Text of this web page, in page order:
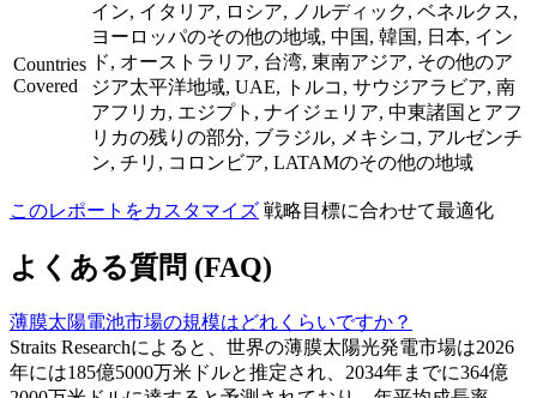
Countries
Covered
イン, イタリア, ロシア, ノルディック, ベネルクス,
ヨーロッパのその他の地域, 中国, 韓国, 日本, イン
ド, オーストラリア, 台湾, 東南アジア, その他のア
ジア太平洋地域, UAE, トルコ, サウジアラビア, 南
アフリカ, エジプト, ナイジェリア, 中東諸国とアフ
リカの残りの部分, ブラジル, メキシコ, アルゼンチ
ン, チリ, コロンビア, LATAMのその他の地域
このレポートをカスタマイズ 戦略目標に合わせて最適化
よくある質問 (FAQ)
薄膜太陽電池市場の規模はどれくらいですか？
Straits Researchによると、世界の薄膜太陽光発電市場は2026
年には185億5000万米ドルと推定され、2034年までに364億